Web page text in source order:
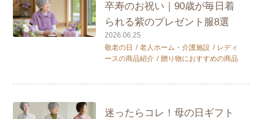
卒寿のお祝い｜90歳が毎日着
られる紫のプレゼント服8選
2026.06.25
敬老の日
老人ホーム・介護施設
レディ
ースの商品紹介
贈り物におすすめの商品
迷ったらコレ！母の日ギフト